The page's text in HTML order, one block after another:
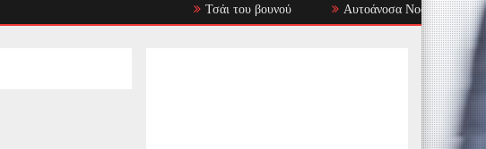
Τσάι του βουνού Αυτοάνοσα Νοσήματα: Όταν το